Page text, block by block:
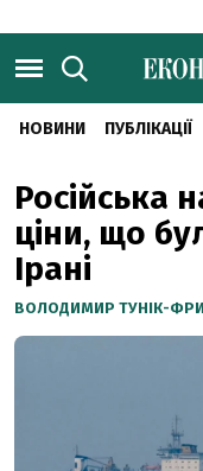
НОВИНИ ПУБЛІКАЦІЇ
Російська
ціни, що
Ірані
ВОЛОДИМИР ТУНІК-